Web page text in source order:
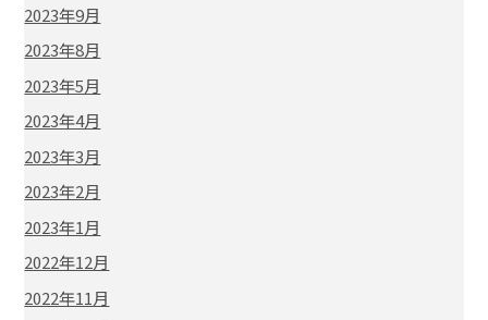
2023年9月
2023年8月
2023年5月
2023年4月
2023年3月
2023年2月
2023年1月
2022年12月
2022年11月